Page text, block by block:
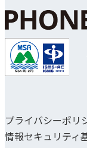
プライバシーポリ
情報セキュリティ